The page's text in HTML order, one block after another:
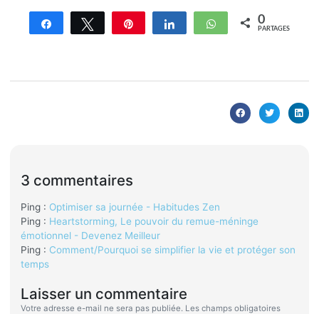
Partagez Tweetez Enregistrer Partagez WhatsApp
0
PARTAGES
3 commentaires
Ping : Optimiser sa journée - Habitudes Zen
Ping : Heartstorming, Le pouvoir du remue-méninge
émotionnel - Devenez Meilleur
Ping : Comment/Pourquoi se simplifier la vie et protéger son
temps
Laisser un commentaire
Votre adresse e-mail ne sera pas publiée. Les champs obligatoires